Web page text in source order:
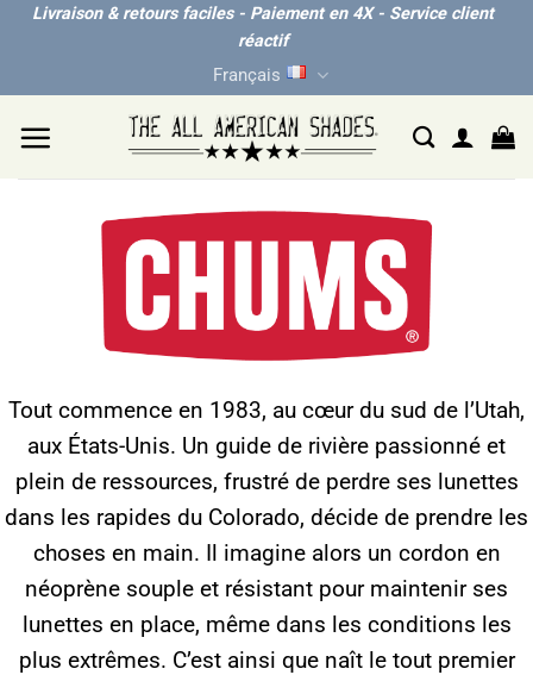
PasserLivraison & retours faciles - Paiement en 4X - Service client
réactif
Français
Tout commence en 1983, au cœur du sud de l’Utah,
aux États-Unis. Un guide de rivière passionné et
plein de ressources, frustré de perdre ses lunettes
dans les rapides du Colorado, décide de prendre les
choses en main. Il imagine alors un cordon en
néoprène souple et résistant pour maintenir ses
lunettes en place, même dans les conditions les
plus extrêmes. C’est ainsi que naît le tout premier